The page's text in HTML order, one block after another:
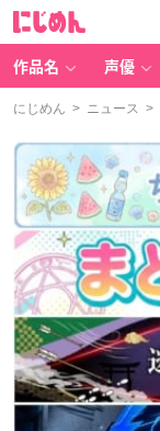
作品名 声優
にじめん > ニュース >